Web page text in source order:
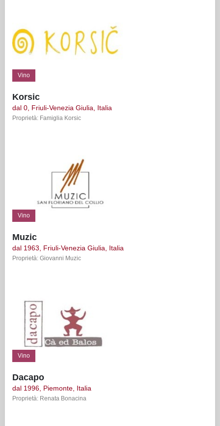
Vino
Korsic
dal 0, Friuli-Venezia Giulia, Italia
Proprietà: Famiglia Korsic
Vino
Muzic
dal 1963, Friuli-Venezia Giulia, Italia
Proprietà: Giovanni Muzic
Vino
Dacapo
dal 1996, Piemonte, Italia
Proprietà: Renata Bonacina